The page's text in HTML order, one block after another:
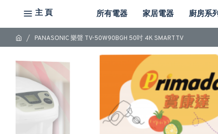
主 頁 所有電器 家居電器 廚房系
PANASONIC 樂聲 TV-50W90BGH 50吋 4K SMART TV